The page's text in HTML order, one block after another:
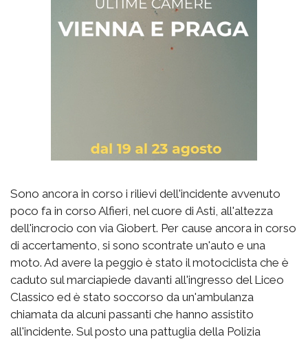
Sono ancora in corso i rilievi dell'incidente avvenuto
poco fa in corso Alfieri, nel cuore di Asti, all'altezza
dell'incrocio con via Giobert. Per cause ancora in corso
di accertamento, si sono scontrate un'auto e una
moto. Ad avere la peggio è stato il motociclista che è
caduto sul marciapiede davanti all'ingresso del Liceo
Classico ed è stato soccorso da un'ambulanza
chiamata da alcuni passanti che hanno assistito
all'incidente. Sul posto una pattuglia della Polizia